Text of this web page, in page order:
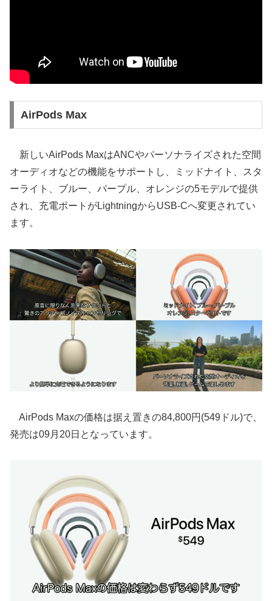
AirPods Max
新しいAirPods MaxはANCやパーソナライズされた空間
オーディオなどの機能をサポートし、ミッドナイト、スタ
ーライト、ブルー、パープル、オレンジの5モデルで提供
され、充電ポートがLightningからUSB-Cへ変更されてい
ます。
AirPods Maxの価格は据え置きの84,800円(549ドル)で、
発売は09月20日となっています。